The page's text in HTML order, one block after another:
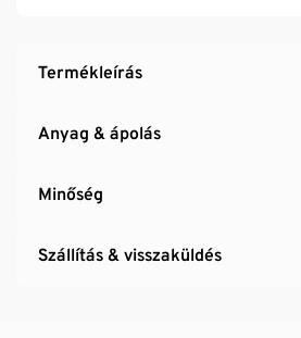
Termékleírás
Anyag & ápolás
Minőség
Szállítás & visszaküldés